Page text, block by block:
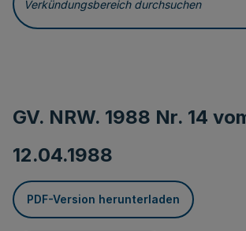
Verkündungsbereich durchsuchen
GV. NRW. 1988 Nr. 14
12.04.1988
PDF-Version herunterladen